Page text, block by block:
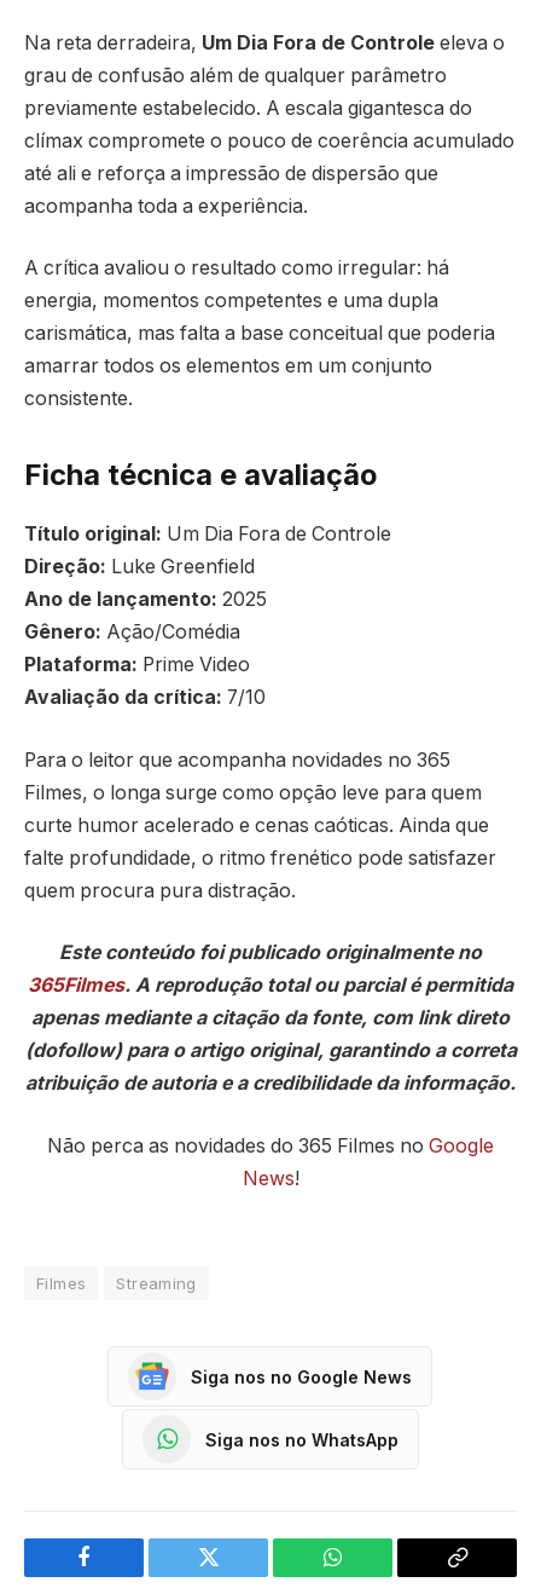
Na reta derradeira, Um Dia Fora de Controle eleva o
grau de confusão além de qualquer parâmetro
previamente estabelecido. A escala gigantesca do
clímax compromete o pouco de coerência acumulado
até ali e reforça a impressão de dispersão que
acompanha toda a experiência.
A crítica avaliou o resultado como irregular: há
energia, momentos competentes e uma dupla
carismática, mas falta a base conceitual que poderia
amarrar todos os elementos em um conjunto
consistente.
Ficha técnica e avaliação
Título original: Um Dia Fora de Controle
Direção: Luke Greenfield
Ano de lançamento: 2025
Gênero: Ação/Comédia
Plataforma: Prime Video
Avaliação da crítica: 7/10
Para o leitor que acompanha novidades no 365
Filmes, o longa surge como opção leve para quem
curte humor acelerado e cenas caóticas. Ainda que
falte profundidade, o ritmo frenético pode satisfazer
quem procura pura distração.
Este conteúdo foi publicado originalmente no
365Filmes. A reprodução total ou parcial é permitida
apenas mediante a citação da fonte, com link direto
(dofollow) para o artigo original, garantindo a correta
atribuição de autoria e a credibilidade da informação.
Não perca as novidades do 365 Filmes no Google
News!
Filmes Streaming
Siga nos no Google News
Siga nos no WhatsApp
Facebook Twitter WhatsApp
Copy